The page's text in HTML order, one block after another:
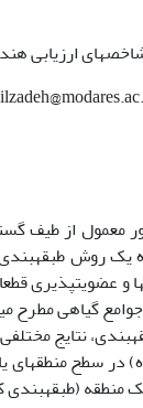
ارزیابی
از طیف
استفاده می­کنند (22).
نتایج
(طبقه­بندی